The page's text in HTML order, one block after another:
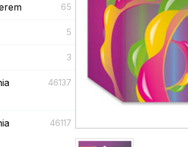
65
5
3
46137
46117